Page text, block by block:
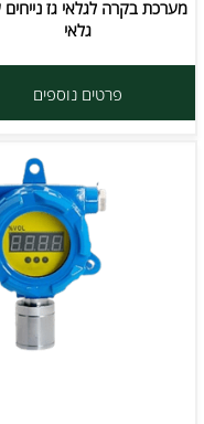
גלאי
פרטים נוספים